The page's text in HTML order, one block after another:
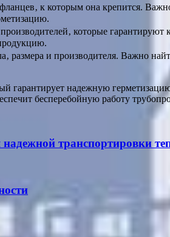
к которым она крепится.
которые
размера и производителя. Важно
надежную
бесперебойную работу
транспортировки